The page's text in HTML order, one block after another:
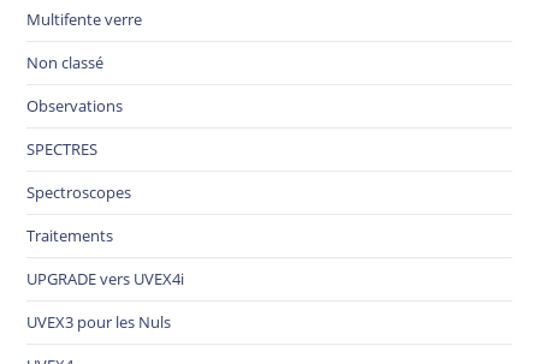
Multifente verre
Non classé
Observations
SPECTRES
Spectroscopes
Traitements
UPGRADE vers UVEX4i
UVEX3 pour les Nuls